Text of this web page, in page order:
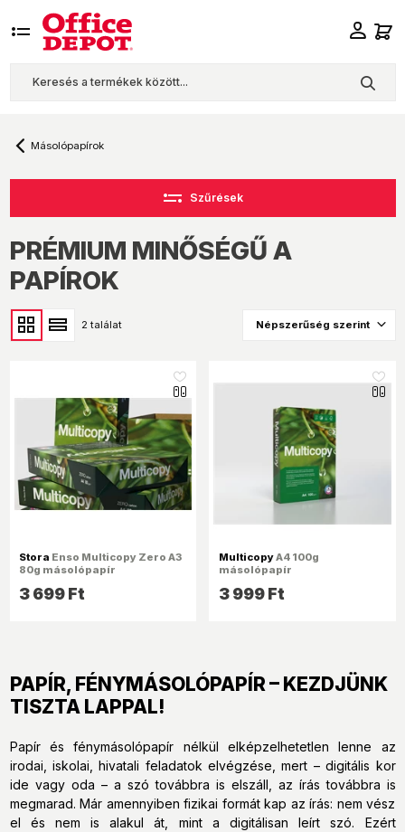
Másolópapírok
PRÉMIUM MINŐSÉGŰ A
PAPÍROK
2 találat
like_16
Stora Enso Multicopy Zero A3
80g másolópapír
3 699 Ft
like_16
MulticopyA4 100g
másolópapír
3 999 Ft
PAPÍR, FÉNYMÁSOLÓPAPÍR – KEZDJÜNK
TISZTA LAPPAL!
Papír és fénymásolópapír nélkül elképzelhetetlen lenne az
irodai, iskolai, hivatali feladatok elvégzése, mert – digitális kor
ide vagy oda – a szó továbbra is elszáll, az írás továbbra is
megmarad. Már amennyiben fizikai formát kap az írás: nem vész
el és nem is alakul át, mint a digitálisan leírt szó. Ezért
Szűrések